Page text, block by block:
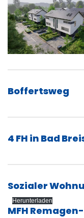
Boffertsweg
4 FH in Bad
Sozialer
Herunterladen
MFH